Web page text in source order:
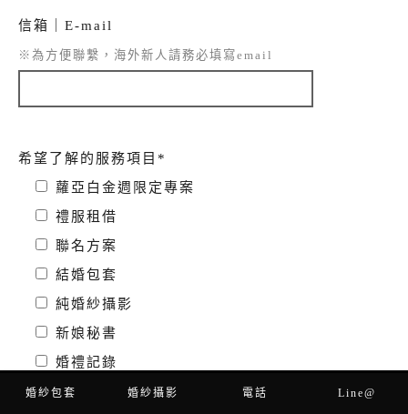
信箱｜E-mail
※為方便聯繫，海外新人請務必填寫email
希望了解的服務項目*
蘿亞白金週限定專案
禮服租借
聯名方案
結婚包套
純婚紗攝影
新娘秘書
婚禮記錄
全家福、寶寶照、孕婦照
輕單拍攝影 新人分享
婚紗包套 婚紗攝影 電話 Line@